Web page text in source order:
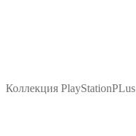
Коллекция PlayStationPLus